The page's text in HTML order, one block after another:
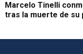
Marcelo Tinelli
tras la muerte de su